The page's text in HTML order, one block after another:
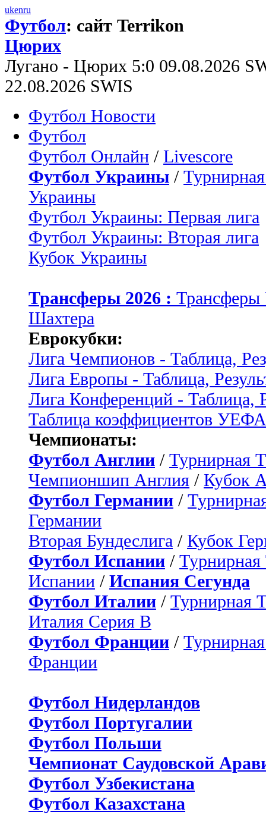
ukenru
Футбол: сайт Terrikon
Цюрих
Лугано - Цюрих 5:0 09.08.2026
22.08.2026 SWIS
Футбол Новости
Футбол
Футбол Онлайн / Livescore
Футбол Украины /
Украины
Футбол Украины: Первая лига
Футбол Украины: Вторая лига
Кубок Украины
Трансферы 2026 :
Шахтера
Еврокубки:
Лига Чемпионов - Таблица,
Лига Европы - Таблица,
Лига Конференций - Таблица,
Таблица коэффициентов УЕФА
Чемпионаты:
Футбол Англии / Турнирная
Чемпионшип Англия / Кубок
Футбол Германии /
Германии
Вторая Бундеслига / Кубок
Футбол Испании / Турнирная
Испании / Испания Сегунда
Футбол Италии / Турнирная
Италия Серия B
Футбол Франции /
Франции
Футбол Нидерландов
Футбол Португалии
Футбол Польши
Чемпионат Саудовской
Футбол Узбекистана
Футбол Казахстана